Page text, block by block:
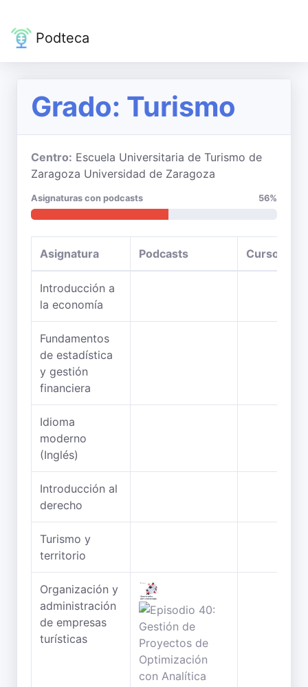
Podteca
Grado: Turismo
Centro: Escuela Universitaria de Turismo de
Zaragoza Universidad de Zaragoza
Asignaturas con podcasts 56%
Asignatura Podcasts Curso
Introducción a
la economía
Fundamentos
de estadística
y gestión
financiera
Idioma
moderno
(Inglés)
Introducción al
derecho
Turismo y
territorio
Organización y
administración
de empresas
turísticas